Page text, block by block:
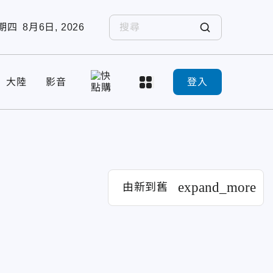
四 8月6日, 2026
大陸 影音 登入
由新到舊 expand_more